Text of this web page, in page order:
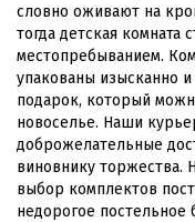
словно оживают на
тогда детская комната
местопребыванием.
упакованы изысканно
подарок, который
новоселье. Наши
доброжелательные
виновнику торжества.
выбор комплектов
недорогое постельное